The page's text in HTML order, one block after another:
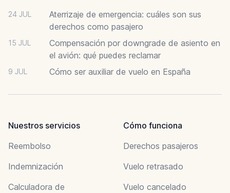
24 JUL
Aterrizaje de emergencia: cuáles son sus
derechos como pasajero
15 JUL
Compensación por downgrade de asiento en
el avión: qué puedes reclamar
9 JUL Cómo ser auxiliar de vuelo en España
Nuestros servicios
Reembolso
Indemnización
Calculadora de
Cómo funciona
Derechos pasajeros
Vuelo retrasado
Vuelo cancelado